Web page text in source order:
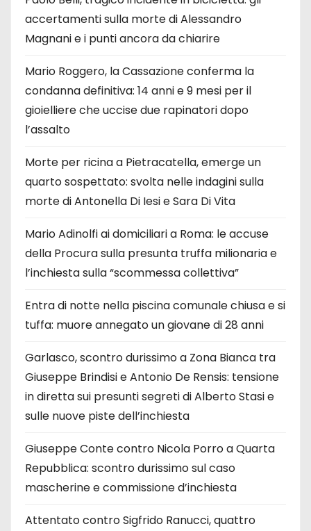
accertamenti sulla morte di Alessandro
Magnani e i punti ancora da chiarire
Mario Roggero, la Cassazione conferma la
condanna definitiva: 14 anni e 9 mesi per il
gioielliere che uccise due rapinatori dopo
l’assalto
Morte per ricina a Pietracatella, emerge un
quarto sospettato: svolta nelle indagini sulla
morte di Antonella Di Iesi e Sara Di Vita
Mario Adinolfi ai domiciliari a Roma: le accuse
della Procura sulla presunta truffa milionaria e
l’inchiesta sulla “scommessa collettiva”
Entra di notte nella piscina comunale chiusa e si
tuffa: muore annegato un giovane di 28 anni
Garlasco, scontro durissimo a Zona Bianca tra
Giuseppe Brindisi e Antonio De Rensis: tensione
in diretta sui presunti segreti di Alberto Stasi e
sulle nuove piste dell’inchiesta
Giuseppe Conte contro Nicola Porro a Quarta
Repubblica: scontro durissimo sul caso
mascherine e commissione d’inchiesta
Attentato contro Sigfrido Ranucci, quattro